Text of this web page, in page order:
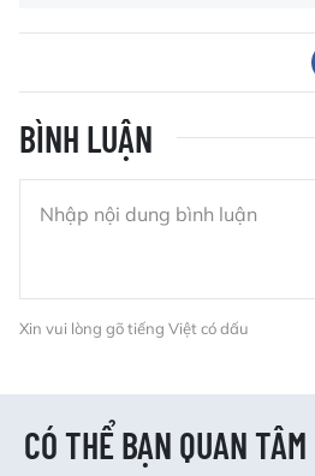
BÌNH LUẬN
Xin vui lòng gõ tiếng Việt có dấu
CÓ THỂ BẠN QUAN TÂM